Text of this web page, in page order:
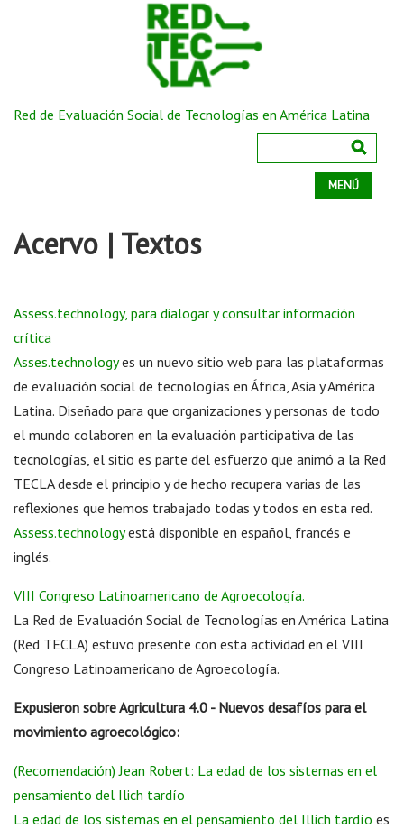
Red de Evaluación Social de Tecnologías en América Latina
MENÚ
Acervo | Textos
Assess.technology, para dialogar y consultar información
crítica
Asses.technologyes un nuevo sitio web para las plataformas
de evaluación social de tecnologías en África, Asia y América
Latina. Diseñado para que organizaciones y personas de todo
el mundo colaboren en la evaluación participativa de las
tecnologías, el sitio es parte del esfuerzo que animó a la Red
TECLA desde el principio y de hecho recupera varias de las
reflexiones que hemos trabajado todas y todos en esta red.
Assess.technologyestá disponible en español, francés e
inglés.
VIII Congreso Latinoamericano de Agroecología.
La Red de Evaluación Social de Tecnologías en América Latina
(Red TECLA) estuvo presente con esta actividad en el VIII
Congreso Latinoamericano de Agroecología.
Expusieron sobre Agricultura 4.0 - Nuevos desafíos para el
movimiento agroecológico:
(Recomendación) Jean Robert: La edad de los sistemas en el
pensamiento del Ilich tardío
La edad de los sistemas en el pensamiento del Illich tardío es